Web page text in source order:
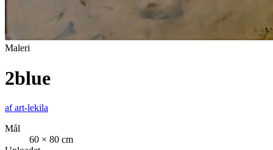
Maleri
2blue
afart-lekila
Mål
60 × 80 cm